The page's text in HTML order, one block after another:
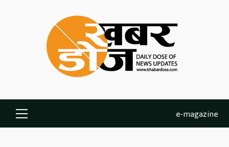
Primary
Menu
e-magazine